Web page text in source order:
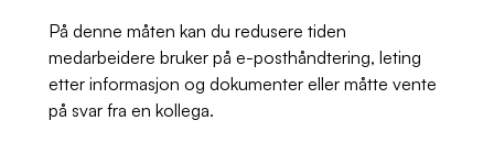
På denne måten kan du redusere tiden
medarbeidere bruker på e-posthåndtering, leting
etter informasjon og dokumenter eller måtte vente
på svar fra en kollega.